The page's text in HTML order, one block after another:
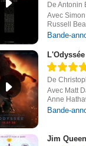
De Antonin
Avec
Russell
Bande-
L'Odyssée
De
Avec Matt
Anne
Bande-
Jim Queen